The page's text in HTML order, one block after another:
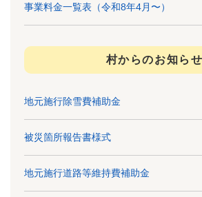
事業料金一覧表（令和8年4月〜）
村からのお知らせ
地元施行除雪費補助金
被災箇所報告書様式
地元施行道路等維持費補助金